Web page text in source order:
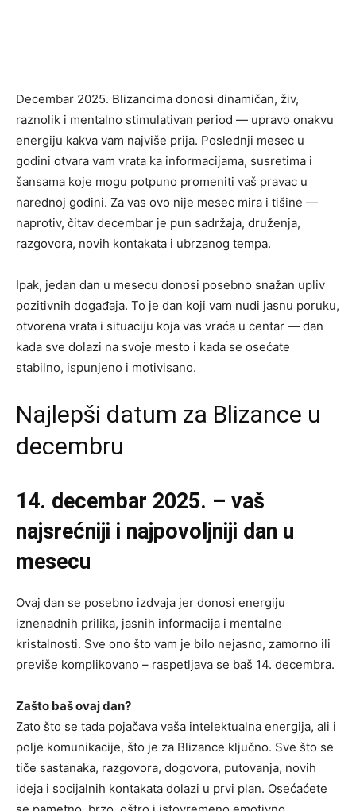
Decembar 2025. Blizancima donosi dinamičan, živ,
raznolik i mentalno stimulativan period — upravo onakvu
energiju kakva vam najviše prija. Poslednji mesec u
godini otvara vam vrata ka informacijama, susretima i
šansama koje mogu potpuno promeniti vaš pravac u
narednoj godini. Za vas ovo nije mesec mira i tišine —
naprotiv, čitav decembar je pun sadržaja, druženja,
razgovora, novih kontakata i ubrzanog tempa.
Ipak, jedan dan u mesecu donosi posebno snažan upliv
pozitivnih događaja. To je dan koji vam nudi jasnu poruku,
otvorena vrata i situaciju koja vas vraća u centar — dan
kada sve dolazi na svoje mesto i kada se osećate
stabilno, ispunjeno i motivisano.
Najlepši datum za Blizance u
decembru
14. decembar 2025. – vaš
najsrećniji i najpovoljniji dan u
mesecu
Ovaj dan se posebno izdvaja jer donosi energiju
iznenadnih prilika, jasnih informacija i mentalne
kristalnosti. Sve ono što vam je bilo nejasno, zamorno ili
previše komplikovano – raspetljava se baš 14. decembra.
Zašto baš ovaj dan?
Zato što se tada pojačava vaša intelektualna energija, ali i
polje komunikacije, što je za Blizance ključno. Sve što se
tiče sastanaka, razgovora, dogovora, putovanja, novih
ideja i socijalnih kontakata dolazi u prvi plan. Osećaćete